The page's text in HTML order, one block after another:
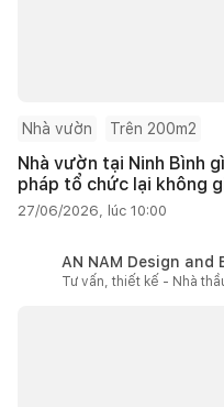
Nhà vườn Trên 200m2
Nhà vườn tại Ninh Bình
pháp tổ chức lại không
27/06/2026, lúc 10:00
AN NAM Design and
Tư vấn, thiết kế - Nhà